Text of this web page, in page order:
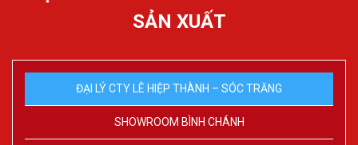
SẢN XUẤT
ĐẠI LÝ CTY LÊ HIỆP THÀNH – SÓC TRĂNG
SHOWROOM BÌNH CHÁNH